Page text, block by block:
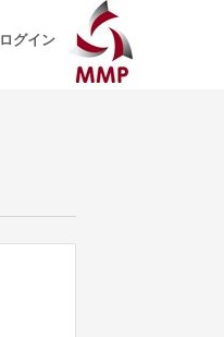
ログイン